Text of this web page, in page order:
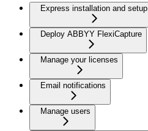
Express installation and setup
Deploy ABBYY FlexiCapture
Manage your licenses
Email notifications
Manage users